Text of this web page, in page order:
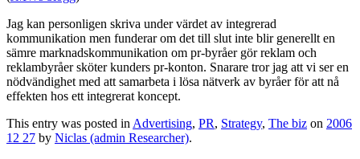
Jag kan personligen skriva under värdet av integrerad
kommunikation men funderar om det till slut inte blir generellt en
sämre marknadskommunikation om pr-byråer gör reklam och
reklambyråer sköter kunders pr-konton. Snarare tror jag att vi ser en
nödvändighet med att samarbeta i lösa nätverk av byråer för att nå
effekten hos ett integrerat koncept.
This entry was posted in Advertising, PR, Strategy, The biz on 2006
12 27 by Niclas (admin Researcher).